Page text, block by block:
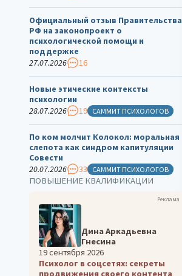
Официальный отзыв Правительства
РФ на законопроект о
психологической помощи и
поддержке
27.07.2026
16
Новые этические контексты
психологии
28.07.2026
19 САММИТ ПСИХОЛОГОВ
По ком молчит Колокол: моральная
слепота как синдром капитуляции
Совести
20.07.2026
33 САММИТ ПСИХОЛОГОВ
ПОВЫШЕНИЕ КВАЛИФИКАЦИИ
Реклама
Дина Аркадьевна
Гнесина
19 сентября 2026
Психолог в соцсетях: секреты
продвижения своего контента